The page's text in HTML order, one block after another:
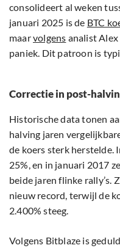
consolideert al weken
januari 2025 is de BTC
maarvolgens analist
paniek. Dit patroon is
Correctie in post-
Historische data tonen
halving jaren
de koers sterk herstelde.
25%, en in januari 2017
beide jaren flinke rally’s.
nieuw record, terwijl de
2.400% steeg.
Volgens Bitblaze is